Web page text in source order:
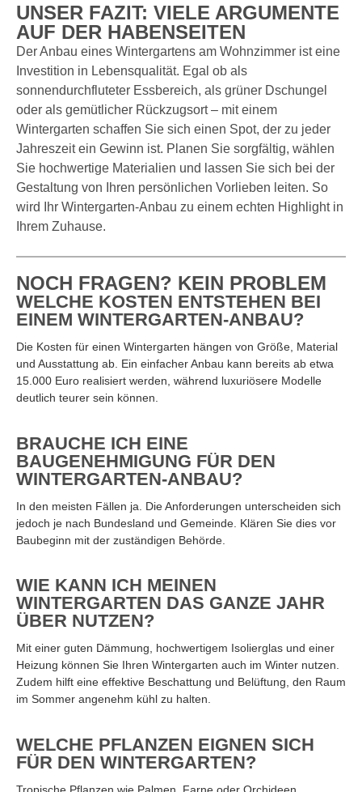
UNSER FAZIT: VIELE ARGUMENTE
AUF DER HABENSEITEN
Der Anbau eines Wintergartens am Wohnzimmer ist eine
Investition in Lebensqualität. Egal ob als
sonnendurchfluteter Essbereich, als grüner Dschungel
oder als gemütlicher Rückzugsort – mit einem
Wintergarten schaffen Sie sich einen Spot, der zu jeder
Jahreszeit ein Gewinn ist. Planen Sie sorgfältig, wählen
Sie hochwertige Materialien und lassen Sie sich bei der
Gestaltung von Ihren persönlichen Vorlieben leiten. So
wird Ihr Wintergarten-Anbau zu einem echten Highlight in
Ihrem Zuhause.
NOCH FRAGEN? KEIN PROBLEM
WELCHE KOSTEN ENTSTEHEN BEI
EINEM WINTERGARTEN-ANBAU?
Die Kosten für einen Wintergarten hängen von Größe, Material
und Ausstattung ab. Ein einfacher Anbau kann bereits ab etwa
15.000 Euro realisiert werden, während luxuriösere Modelle
deutlich teurer sein können.
BRAUCHE ICH EINE
BAUGENEHMIGUNG FÜR DEN
WINTERGARTEN-ANBAU?
In den meisten Fällen ja. Die Anforderungen unterscheiden sich
jedoch je nach Bundesland und Gemeinde. Klären Sie dies vor
Baubeginn mit der zuständigen Behörde.
WIE KANN ICH MEINEN
WINTERGARTEN DAS GANZE JAHR
ÜBER NUTZEN?
Mit einer guten Dämmung, hochwertigem Isolierglas und einer
Heizung können Sie Ihren Wintergarten auch im Winter nutzen.
Zudem hilft eine effektive Beschattung und Belüftung, den Raum
im Sommer angenehm kühl zu halten.
WELCHE PFLANZEN EIGNEN SICH
FÜR DEN WINTERGARTEN?
Tropische Pflanzen wie Palmen, Farne oder Orchideen